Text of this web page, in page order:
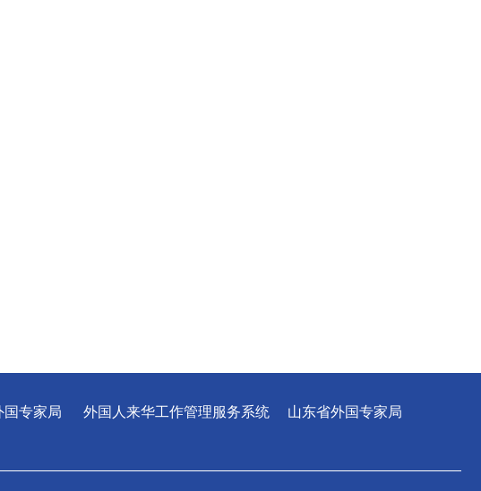
国专家局 外国人来华工作管理服务系统
山东省外国专家局